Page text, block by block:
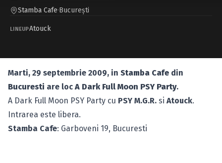
Stamba Cafe·Bucureşti
LINEUPAtouck
Marti, 29 septembrie 2009, in Stamba Cafe din
Bucuresti are locA Dark Full Moon PSY Party.
A Dark Full Moon PSY Party cu PSY M.G.R. si Atouck.
Intrarea este libera.
Stamba Cafe: Garboveni 19, Bucuresti